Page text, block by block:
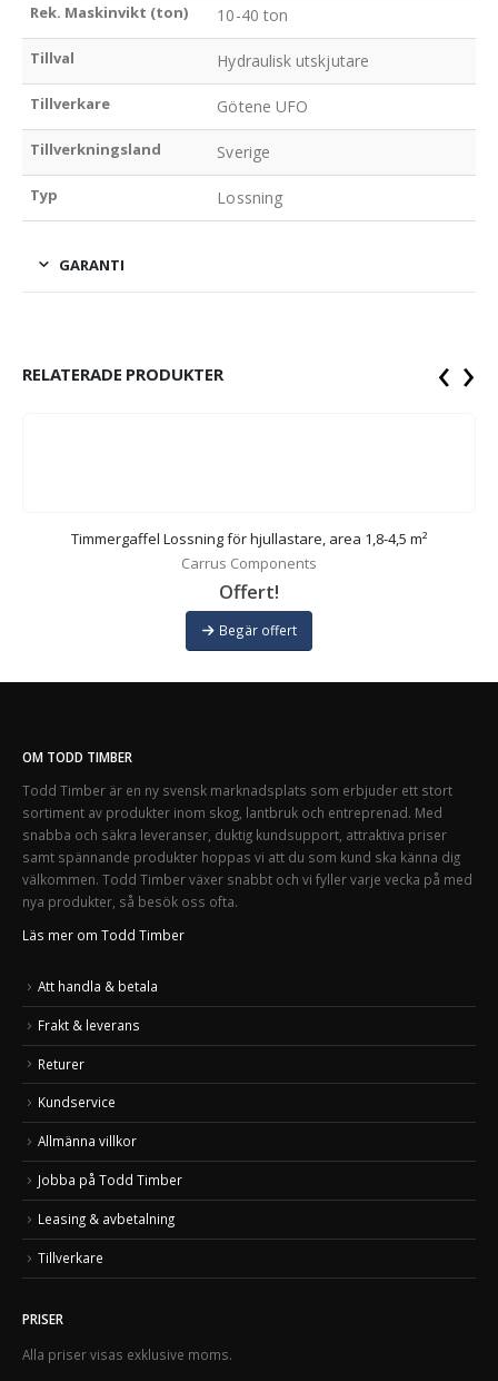
Rek. Maskinvikt (ton) 10-40 ton
Tillval Hydraulisk utskjutare
Tillverkare Götene UFO
Tillverkningsland Sverige
Typ Lossning
GARANTI
RELATERADE PRODUKTER
Timmergaffel Lossning för hjullastare, area 1,8-4,5 m²
Carrus Components
Offert!
Begär offert
‹ ›
OM TODD TIMBER
Todd Timber är en ny svensk marknadsplats som erbjuder ett stort
sortiment av produkter inom skog, lantbruk och entreprenad. Med
snabba och säkra leveranser, duktig kundsupport, attraktiva priser
samt spännande produkter hoppas vi att du som kund ska känna dig
välkommen. Todd Timber växer snabbt och vi fyller varje vecka på med
nya produkter, så besök oss ofta.
Läs mer om Todd Timber
Att handla & betala
Frakt & leverans
Returer
Kundservice
Allmänna villkor
Jobba på Todd Timber
Leasing & avbetalning
Tillverkare
PRISER
Alla priser visas exklusive moms.